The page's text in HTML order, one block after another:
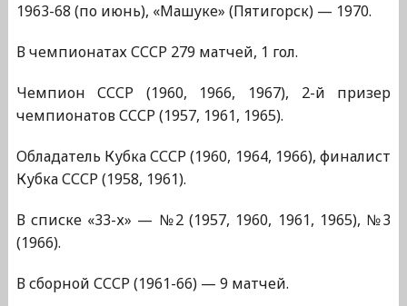
1963-68 (по июнь), «Машуке» (Пятигорск) — 1970.
В чемпионатах СССР 279 матчей, 1 гол.
Чемпион СССР (1960, 1966, 1967), 2-й призер
чемпионатов СССР (1957, 1961, 1965).
Обладатель Кубка СССР (1960, 1964, 1966), финалист
Кубка СССР (1958, 1961).
В списке «33-х» — №2 (1957, 1960, 1961, 1965), №3
(1966).
В сборной СССР (1961-66) — 9 матчей.